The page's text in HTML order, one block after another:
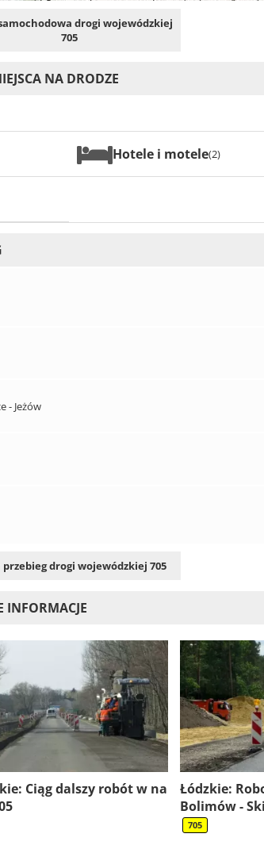
drogi wojewódzkiej
705
NA DRODZE
Hotele i motele(2)
- Jeżów
przebieg drogi wojewódzkiej 705
INFORMACJE
Ciąg dalszy robót w na
Łódzkie:
Bolimów -
705